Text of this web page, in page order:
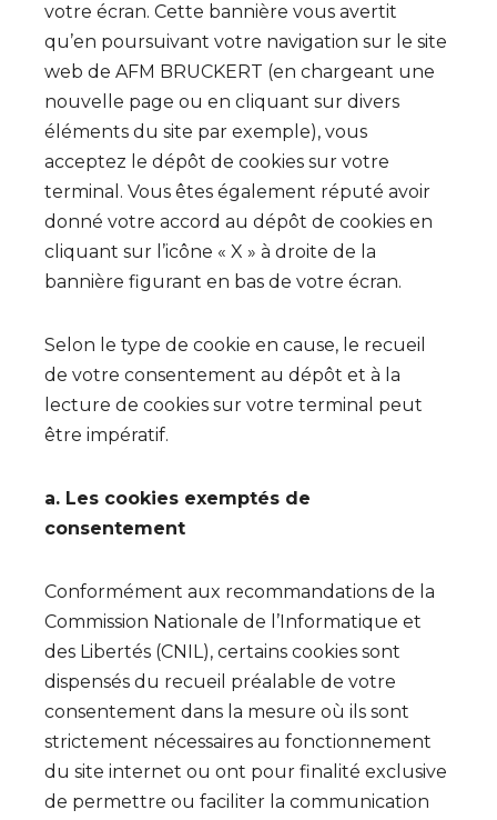
votre écran. Cette bannière vous avertit
qu’en poursuivant votre navigation sur le site
web de AFM BRUCKERT (en chargeant une
nouvelle page ou en cliquant sur divers
éléments du site par exemple), vous
acceptez le dépôt de cookies sur votre
terminal. Vous êtes également réputé avoir
donné votre accord au dépôt de cookies en
cliquant sur l’icône « X » à droite de la
bannière figurant en bas de votre écran.
Selon le type de cookie en cause, le recueil
de votre consentement au dépôt et à la
lecture de cookies sur votre terminal peut
être impératif.
a. Les cookies exemptés de
consentement
Conformément aux recommandations de la
Commission Nationale de l’Informatique et
des Libertés (CNIL), certains cookies sont
dispensés du recueil préalable de votre
consentement dans la mesure où ils sont
strictement nécessaires au fonctionnement
du site internet ou ont pour finalité exclusive
de permettre ou faciliter la communication